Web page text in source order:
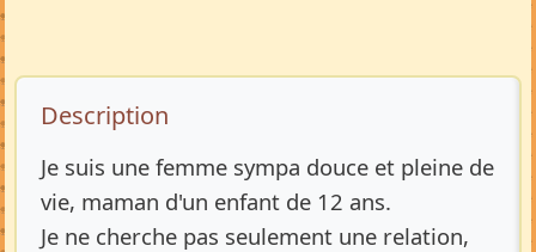
Description de l’annonce
Description
Je suis une femme sympa douce et pleine de
vie, maman d'un enfant de 12 ans.
Je ne cherche pas seulement une relation,